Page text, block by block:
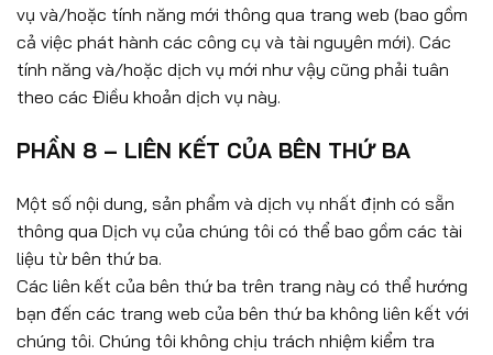
vụ và/hoặc tính năng mới thông qua trang web (bao gồm
cả việc phát hành các công cụ và tài nguyên mới). Các
tính năng và/hoặc dịch vụ mới như vậy cũng phải tuân
theo các Điều khoản dịch vụ này.
PHẦN 8 – LIÊN KẾT CỦA BÊN THỨ BA
Một số nội dung, sản phẩm và dịch vụ nhất định có sẵn
thông qua Dịch vụ của chúng tôi có thể bao gồm các tài
liệu từ bên thứ ba.
Các liên kết của bên thứ ba trên trang này có thể hướng
bạn đến các trang web của bên thứ ba không liên kết với
chúng tôi. Chúng tôi không chịu trách nhiệm kiểm tra